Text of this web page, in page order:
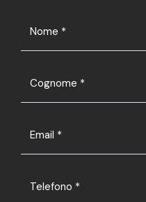
Nome *
Cognome *
Email *
Telefono *